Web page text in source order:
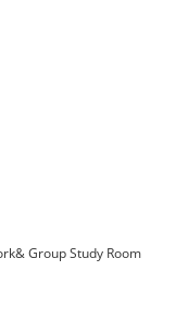
Group Study Room